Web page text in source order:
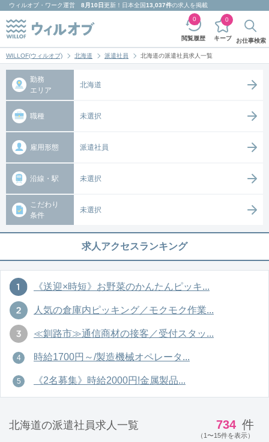
ウィルオブ・ワーク運営 8月10日更新！日本全国13,037件の求人を掲載
閲覧履歴
0
キープ
0
お仕事検索
WILLOF(ウィルオブ) 北海道 派遣社員 北海道の派遣社員求人一覧
勤務
エリア
北海道
職種 未選択
雇用形態 派遣社員
沿線・駅 未選択
こだわり
条件
未選択
求人アクセスランキング
《送迎×時短》お野菜のかんたんピッキ...
人気の倉庫内ピッキング／モクモク作業...
≪釧路市≫通信商材の接客／受付スタッ...
時給1700円～/製造機械オペレータ...
《2名募集》時給2000円!金属製品...
北海道の派遣社員求人一覧 734 件
（1〜15件を表示）